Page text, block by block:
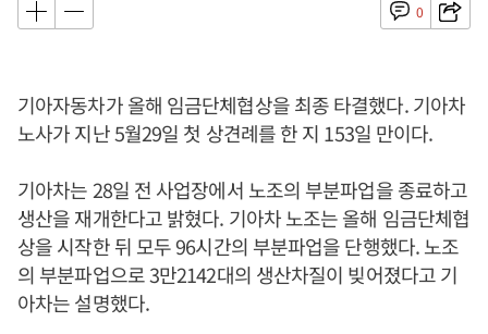
0
기아자동차가 올해 임금단체협상을 최종 타결했다. 기아차
노사가 지난 5월29일 첫 상견례를 한 지 153일 만이다.
기아차는 28일 전 사업장에서 노조의 부분파업을 종료하고
생산을 재개한다고 밝혔다. 기아차 노조는 올해 임금단체협
상을 시작한 뒤 모두 96시간의 부분파업을 단행했다. 노조
의 부분파업으로 3만2142대의 생산차질이 빚어졌다고 기
아차는 설명했다.